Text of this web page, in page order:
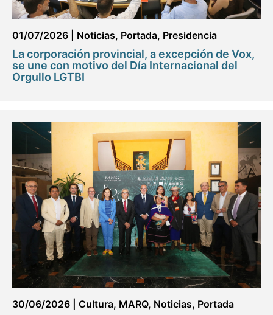
01/07/2026 Noticias, Portada, Presidencia
La corporación provincial, a excepción de Vox,
se une con motivo del Día Internacional del
Orgullo LGTBI
30/06/2026 Cultura, MARQ, Noticias, Portada